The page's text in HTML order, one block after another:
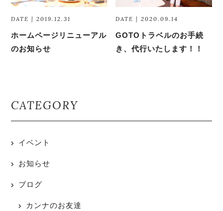
DATE | 2019.12.31
ホームページリニューアル
のお知らせ
DATE | 2020.09.14
GOTOトラベルのお手続
き、代行いたします！！
CATEGORY
イベント
お知らせ
ブログ
カンナのお友達